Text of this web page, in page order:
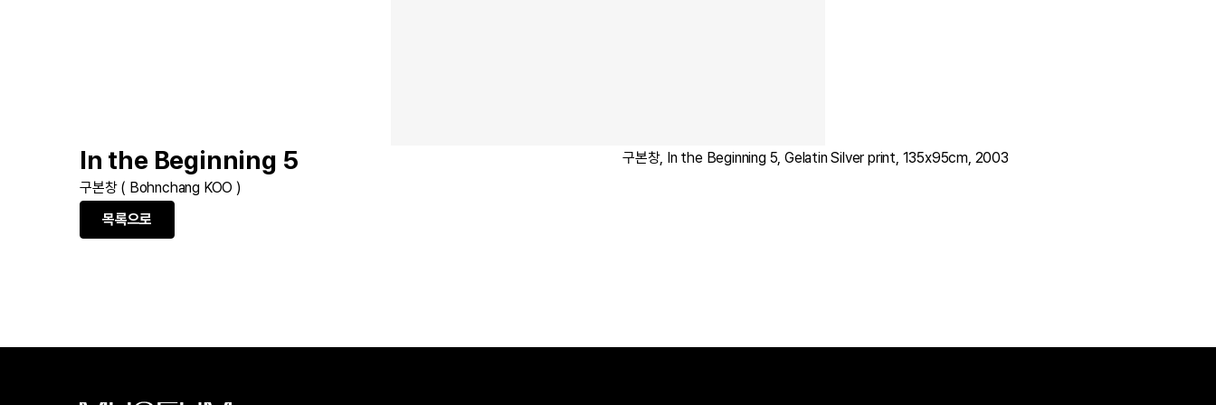
In the Beginning 5
구본창 ( Bohnchang KOO )
구본창, In the Beginning 5, Gelatin Silver print, 135x95cm, 2003
목록으로